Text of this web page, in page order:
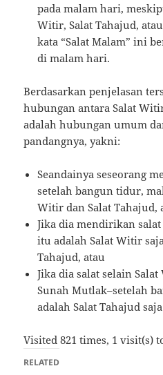
pada malam hari,
Witir, Salat Tahajud,
kata “Salat Malam” ini
di malam hari.
Berdasarkan penjelasan
hubungan antara Salat
adalah hubungan umum
pandangnya, yakni:
Seandainya seseorang
setelah bangun tidur,
Witir dan Salat Tahajud,
Jika dia mendirikan
itu adalah Salat Witir
Tahajud, atau
Jika dia salat selain
Sunah Mutlak–setelah
adalah Salat Tahajud
Visited 821 times, 1 visit(s)
RELATED